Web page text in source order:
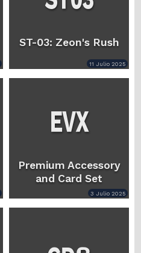
ST-03: Zeon's Rush
11 Julio 2025
Premium Accessory
and Card Set
3 Julio 2025